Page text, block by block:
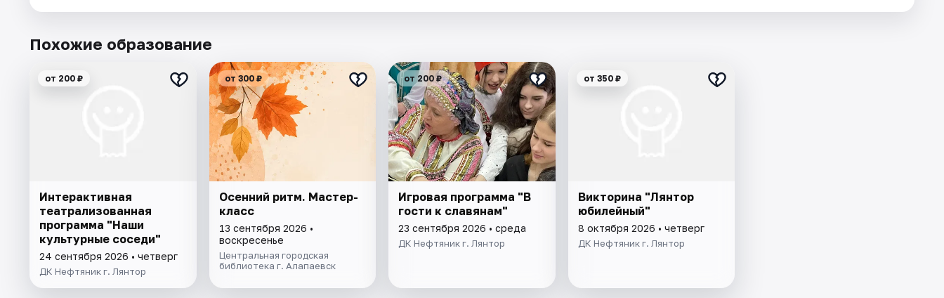
Похожие образование
от 200 ₽
Интерактивная
театрализованная
программа "Наши
культурные соседи"
24 сентября 2026 • четверг
ДК Нефтяник г. Лянтор
от 300 ₽
Осенний ритм. Мастер-
класс
13 сентября 2026 •
воскресенье
Центральная городская
библиотека г. Алапаевск
от 200 ₽
Игровая программа "В
гости к славянам"
23 сентября 2026 • среда
ДК Нефтяник г. Лянтор
от 350 ₽
Викторина "Лянтор
юбилейный"
8 октября 2026 • четверг
ДК Нефтяник г. Лянтор